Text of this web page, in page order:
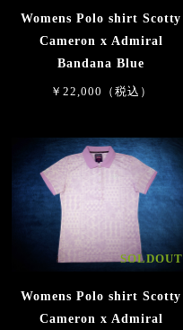
Womens Polo shirt Scotty
Cameron x Admiral
Bandana Blue
￥22,000（税込）
SOLDOUT
Womens Polo shirt Scotty
Cameron x Admiral